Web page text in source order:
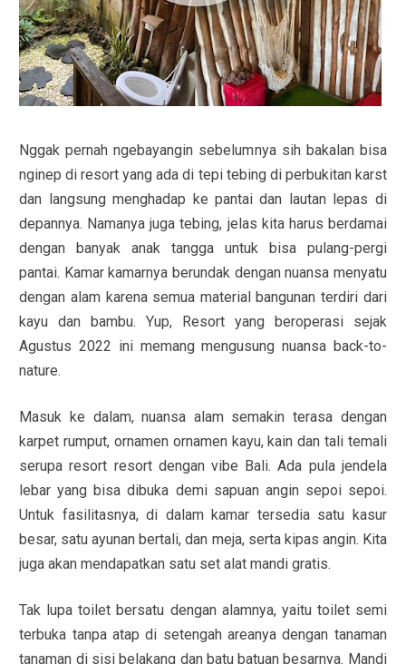
Nggak pernah ngebayangin sebelumnya sih bakalan bisa
nginep di resort yang ada di tepi tebing di perbukitan karst
dan langsung menghadap ke pantai dan lautan lepas di
depannya. Namanya juga tebing, jelas kita harus berdamai
dengan banyak anak tangga untuk bisa pulang-pergi
pantai. Kamar kamarnya berundak dengan nuansa menyatu
dengan alam karena semua material bangunan terdiri dari
kayu dan bambu. Yup, Resort yang beroperasi sejak
Agustus 2022 ini memang mengusung nuansa back-to-
nature.
Masuk ke dalam, nuansa alam semakin terasa dengan
karpet rumput, ornamen ornamen kayu, kain dan tali temali
serupa resort resort dengan vibe Bali. Ada pula jendela
lebar yang bisa dibuka demi sapuan angin sepoi sepoi.
Untuk fasilitasnya, di dalam kamar tersedia satu kasur
besar, satu ayunan bertali, dan meja, serta kipas angin. Kita
juga akan mendapatkan satu set alat mandi gratis.
Tak lupa toilet bersatu dengan alamnya, yaitu toilet semi
terbuka tanpa atap di setengah areanya dengan tanaman
tanaman di sisi belakang dan batu batuan besarnya. Mandi